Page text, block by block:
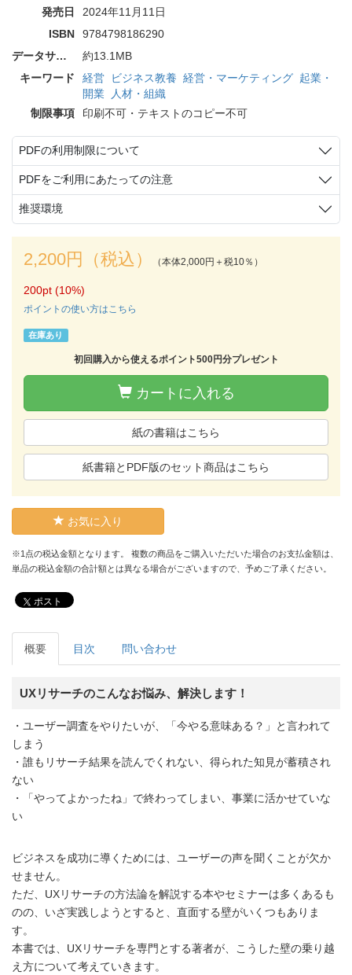
発売日
2024年11月11日
ISBN
9784798186290
データサイズ
約13.1MB
キーワード
経営 ビジネス教養 経営・マーケティング 起業・
開業
人材・組織
制限事項
印刷不可・テキストのコピー不可
PDFの利用制限について
PDFをご利用にあたっての注意
推奨環境
2,200円（税込） （本体2,000円＋税10％）
200pt (10%)
ポイントの使い方はこちら
在庫あり
初回購入から使えるポイント500円分プレゼント
カートに入れる
紙の書籍はこちら
紙書籍とPDF版のセット商品はこちら
お気に入り
※1点の税込金額となります。 複数の商品をご購入いただいた場合のお支払金額は、
単品の税込金額の合計額とは異なる場合がございますので、予めご了承ください。
ポスト
概要 目次 問い合わせ
UXリサーチのこんなお悩み、解決します！
・ユーザー調査をやりたいが、「今やる意味ある？」と言われて
しまう
・誰もリサーチ結果を読んでくれない、得られた知見が蓄積され
ない
・「やってよかったね」で終わってしまい、事業に活かせていな
い
ビジネスを成功に導くためには、ユーザーの声を聞くことが欠か
せません。
ただ、UXリサーチの方法論を解説する本やセミナーは多くあるも
のの、いざ実践しようとすると、直面する壁がいくつもありま
す。
本書では、UXリサーチを専門とする著者が、こうした壁の乗り越
え方について考えていきます。